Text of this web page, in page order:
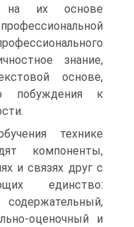
на их основе
знание,
основе,
побуждения к
технике
компоненты,
и связях друг с
единство:
оценочный и